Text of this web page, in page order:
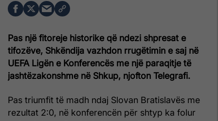
Pas një fitoreje historike që ndezi shpresat e
tifozëve, Shkëndija vazhdon rrugëtimin e saj në
UEFA Ligën e Konferencës me një paraqitje të
jashtëzakonshme në Shkup, njofton Telegrafi.
Pas triumfit të madh ndaj Slovan Bratislavës me
rezultat 2:0, në konferencën për shtyp ka folur